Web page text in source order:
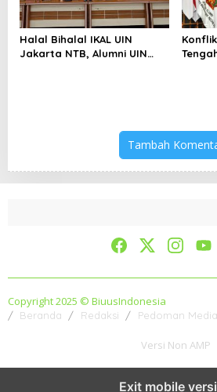
Halal Bihalal IKAL UIN
Jakarta NTB, Alumni UIN
Tambah
Copyright 2025 © BiuusIndonesia
Beranda Redaksi Pedoman
Versi Non AMP
Exit mobile